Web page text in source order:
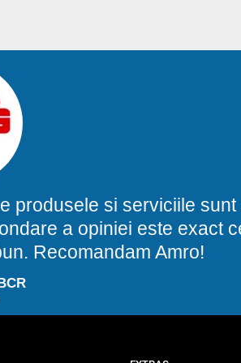
produsele si serviciile
a opiniei este exact
Recomandam Amro!